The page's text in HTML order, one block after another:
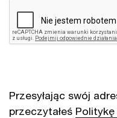
Przesyłając swój
przeczytałeś